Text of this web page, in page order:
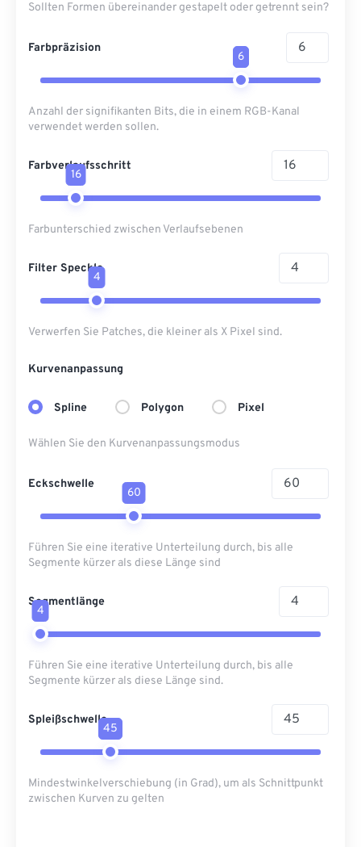
Sollten Formen übereinander gestapelt oder getrennt sein?
Farbpräzision
6
Anzahl der signifikanten Bits, die in einem RGB-Kanal
verwendet werden sollen.
Farbverlaufsschritt
16
Farbunterschied zwischen Verlaufsebenen
Filter Speckle
4
Verwerfen Sie Patches, die kleiner als X Pixel sind.
Kurvenanpassung
Spline Polygon Pixel
Wählen Sie den Kurvenanpassungsmodus
Eckschwelle
60
Führen Sie eine iterative Unterteilung durch, bis alle
Segmente kürzer als diese Länge sind
Segmentlänge
4
Führen Sie eine iterative Unterteilung durch, bis alle
Segmente kürzer als diese Länge sind.
Spleißschwelle
45
Mindestwinkelverschiebung (in Grad), um als Schnittpunkt
zwischen Kurven zu gelten